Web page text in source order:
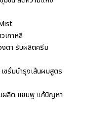
เกาหลี
ตา รับผลิตครีม
ซรั่มบำรุงเส้นผมสูตร
ผลิต แชมพู แก้ปัญหา